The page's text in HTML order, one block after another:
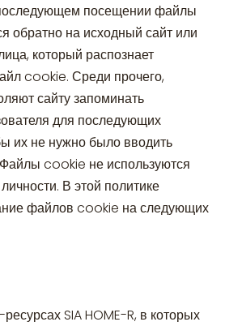
посещении файлы
обратно на исходный сайт или
который распознает
cookie. Среди прочего,
сайту запоминать
для последующих
их не нужно было вводить
cookie не используются
В этой политике
файлов cookie на следующих
SIA HOME-R, в которых